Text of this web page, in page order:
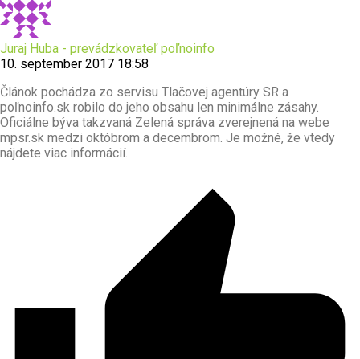
Juraj Huba - prevádzkovateľ poľnoinfo
10. september 2017 18:58
Článok pochádza zo servisu Tlačovej agentúry SR a
poľnoinfo.sk robilo do jeho obsahu len minimálne zásahy.
Oficiálne býva takzvaná Zelená správa zverejnená na webe
mpsr.sk medzi októbrom a decembrom. Je možné, že vtedy
nájdete viac informácií.